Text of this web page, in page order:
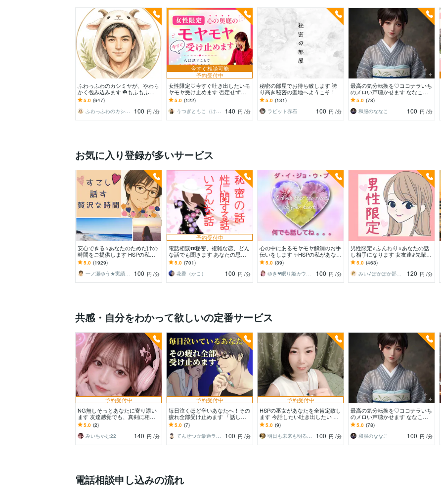
ふわっふわのカシミヤが、やわら
かく包み込みます ☘️もふもふに
包まれて、心、ほどける☘️
5.0 (647)
ふわっふわのカシミヤ
100 円 /分
今すぐ相談可能
予約受付中
女性限定♡今すぐ吐き出したいモ
ヤモヤ受け止めます 否定せず優
しく寄り添います♪たまった想い
を吐き出して心に余白
5.0 (122)
うつぎともこ（けんちゃんママ♪）
140 円 /分
秘密の部屋でお待ち致します 誇
り高き秘密の聖地へようこそ！
5.0 (131)
ラビット赤石
100 円 /分
最高の気分転換を♡ココナラいち
のメロい声聴かせます ななこと
電話で雑談しよ♡今日は何おはな
しする？男女年齢不問
5.0 (78)
和服のななこ
100 円 /分
お気に入り登録が多いサービス
安心できる⭐️あなたのためだけの
時間をご提供します HSPの私が
あなたを全力で受け止めます。緊
張なんていらない。
5.0 (1929)
一ノ瀬ゆう★実績１０年の安心できる聞き手
100 円 /分
予約受付中
電話相談☎️秘密、複雑な恋、どん
な話でも聞きます あなたの思い
全て受け止めます！誰にも話せな
い方にお勧めです！
5.0 (701)
花香（かこ）
100 円 /分
心の中にあるモヤモヤ解消のお手
伝いをします ✨HSPの私があなた
の心に寄り添い優しく受けとめま
すꕤ
5.0 (39)
ゆき❤眠り姫カウンセラー
100 円 /分
男性限定⭐️ふんわり⭐️あなたの話
し相手になります 女友達♪先輩女
子♪いとこのお姉さんの感覚で♪
楽しく話しましょ
5.0 (463)
みい♪ぽかぽか部屋 ♪
120 円 /分
共感・自分をわかって欲しいの定番サービス
予約受付中
NG無しそっとあなたに寄り添い
ます 友達感覚でも、真剣に相談
でも何でもOKです！
5.0 (2)
みいちゃむ22
140 円 /分
予約受付中
毎日泣くほど辛いあなたへ！その
疲れ全部受け止めます 「話して
よかった」と思える変化を。納得
できるまで寄り添います
5.0 (7)
てんせつ☆最適ライフをサポートする
100 円 /分
予約受付中
HSPの巫女があなたを全肯定致し
ます 今話したい吐き出したい お
心のままにお話し致しましょう
5.0 (9)
明日も未来も明るくミライ♾️
100 円 /分
最高の気分転換を♡ココナラいち
のメロい声聴かせます ななこと
電話で雑談しよ♡今日は何おはな
しする？男女年齢不問
5.0 (78)
和服のななこ
100 円 /分
電話相談申し込みの流れ